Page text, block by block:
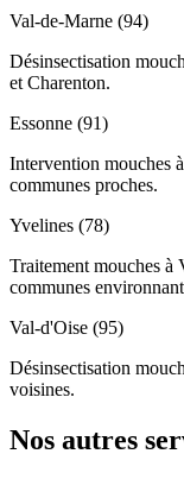
Val-de-Marne (94)
Désinsectisation
et Charenton.
Essonne (91)
Intervention mouches
communes proches.
Yvelines (78)
Traitement mouches à
communes
Val-d'Oise (95)
Désinsectisation
voisines.
Nos autres